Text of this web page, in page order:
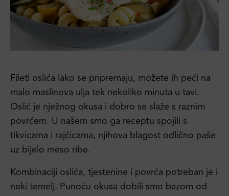
Fileti oslića lako se pripremaju, možete ih peći na
malo maslinova ulja tek nekoliko minuta u tavi.
Oslić je nježnog okusa i dobro se slaže s raznim
povrćem. U našem smo ga receptu spojili s
tikvicama i rajčicama, njihova blagost odlično paše
uz bijelo meso ribe.
Kombinaciji oslića, tjestenine i povrća potreban je i
neki temelj. Punoću okusa dobili smo bazom od